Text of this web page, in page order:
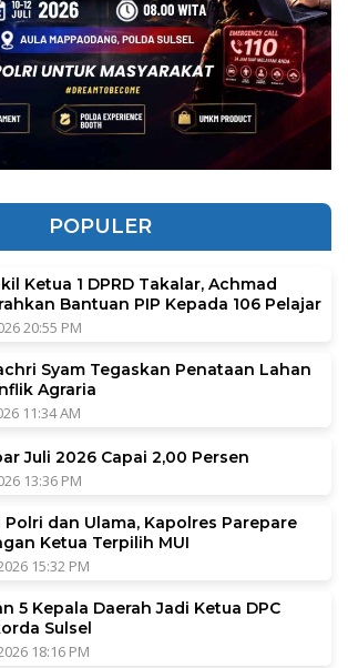
POPULER
Ketua 1 DPRD Takalar, Achmad
Bantuan PIP Kepada 106 Pelajar
20:55 PM
Syam Tegaskan Penataan Lahan
Agraria
11:34 AM
Juli 2026 Capai 2,00 Persen
13:36 PM
dan Ulama, Kapolres Parepare
Ketua Terpilih MUI
15:32 PM
5 Kepala Daerah Jadi Ketua DPC
Sulsel
18:16 PM